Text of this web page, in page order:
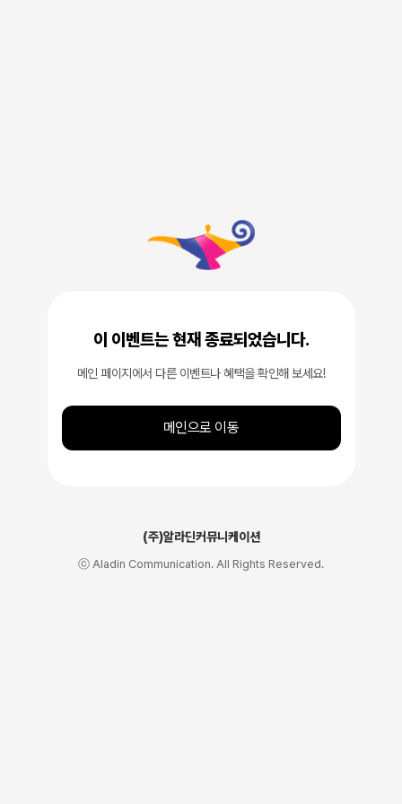
이 이벤트는 현재 종료되었습니다.
메인 페이지에서 다른 이벤트나 혜택을 확인해 보세요!
메인으로 이동
(주)알라딘커뮤니케이션
ⓒ Aladin Communication. All Rights Reserved.